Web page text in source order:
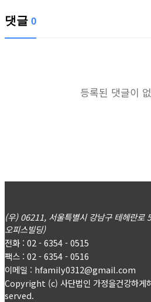
댓글 0
등록된 댓글이
(우) 06211, 서울특별시 강남구 테헤란로
오피스빌딩)
전화 : 02 - 6354 - 0515
팩스 : 02 - 6354 - 0516
이메일 : hfamily0312@gmail.com
Copyright (c) 사단법인 가정을건강하
served.